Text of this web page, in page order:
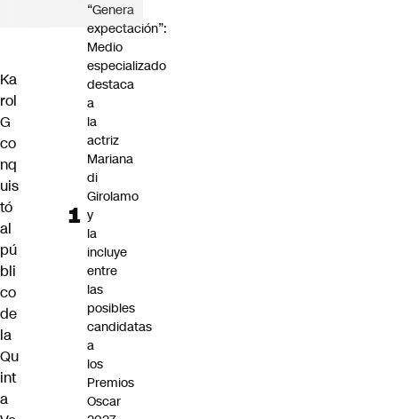
Ka
rol
G
co
nq
uis
tó
al
pú
bli
co
de
la
Qu
int
a
“Genera
expectación”:
Medio
especializado
destaca
a
la
actriz
Mariana
di
Girolamo
y
la
incluye
entre
las
posibles
candidatas
a
los
Premios
Oscar